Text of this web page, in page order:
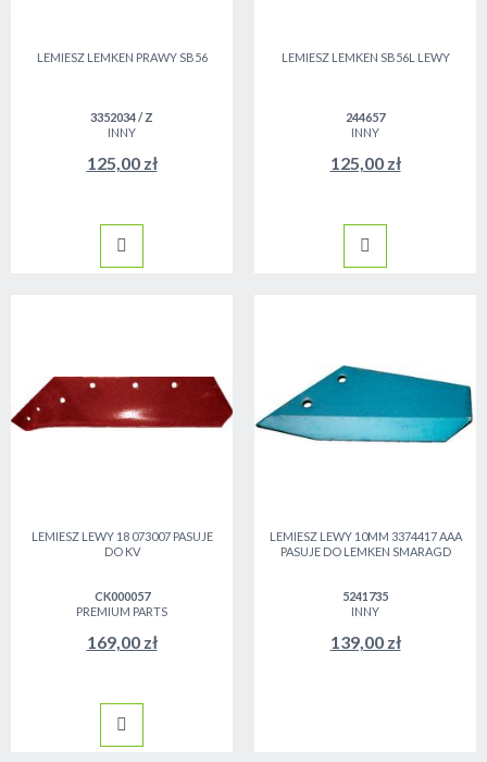
LEMIESZ LEMKEN PRAWY SB56
3352034 / Z
INNY
125,00 zł
LEMIESZ LEMKEN SB56L LEWY
244657
INNY
125,00 zł
LEMIESZ LEWY 18 073007 PASUJE
DO KV
CK000057
PREMIUM PARTS
169,00 zł
LEMIESZ LEWY 10MM 3374417 AAA
PASUJE DO LEMKEN SMARAGD
5241735
INNY
139,00 zł